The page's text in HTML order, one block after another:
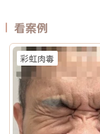
八歲者不建議未成年
雷射有什麼最大差別
熱破壞色素為核心的
AI 智慧影像分析與低
的紅腫或反黑風險。
治療選擇。Q2：一
斑、雀斑在單次治療
多次治療，效果會以
膚況並由醫師評估調
任何除斑型雷射都可
可以優先評估音波。
也是為什麼現在很多
要一種療程，而是要
是兩者搭配。電波音
波和音波作用原理不
是用音波處理深層輪
全面。不過，電音波
隔時間，都需要依照
做過其他療程，或是
療。做電波音波前，
選電波或音波前，先
題屬於哪一種。臉部
容積式加熱 療程定位 膚質、細緻、緊緻並重 輪廓、拉提、緊實為主 適合族
冷卻技術 五階七段冷卻系統 分段噴灑冷媒 探頭 雅典娜探頭：臉部 宙斯探
頭：身體 愛神探頭：眼周 紫鑽探頭：臉/四肢 碧眼探頭：眼周 藍鑽探頭：
臉/四肢 黃金探頭：身體 疼痛感 多數定位為較舒適型 但仍因人而異 感受通
常較明顯，但依能量、部位與個人
部較緊 光澤提升 輪廓變緊、線條感改善 適合重點 想變精緻、自然、保養型
想加強緊緻、抗老、輪廓型 原理差異：單極、雙極到底是
到「單極」、「雙極
電波：像是把熱能傳
（以真皮層為主），
https://
址：新北市板橋區文
openQrModal=true
看案例
彩虹肉毒